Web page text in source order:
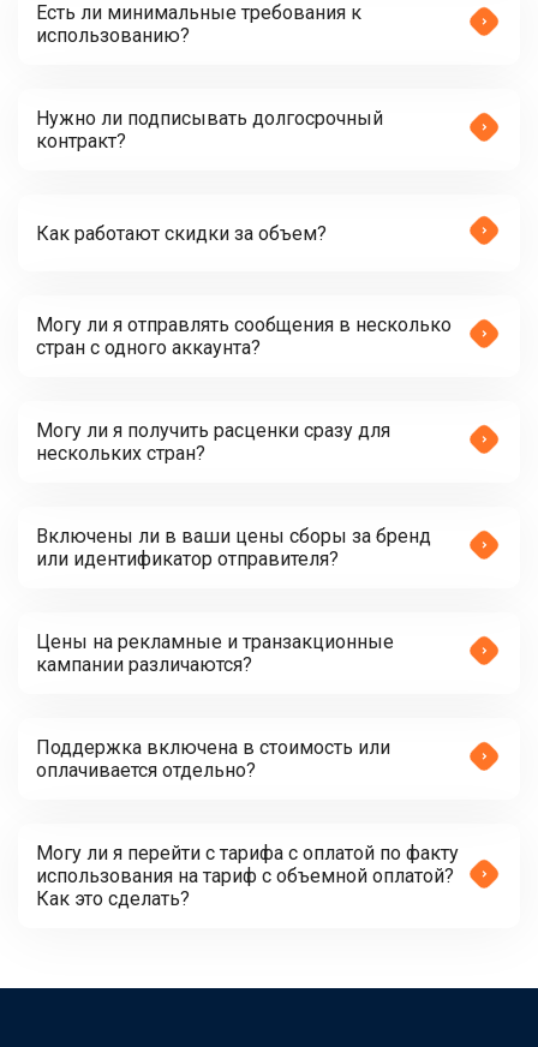
Есть ли минимальные требования к
использованию?
Нужно ли подписывать долгосрочный
контракт?
Как работают скидки за объем?
Могу ли я отправлять сообщения в несколько
стран с одного аккаунта?
Могу ли я получить расценки сразу для
нескольких стран?
Включены ли в ваши цены сборы за бренд
или идентификатор отправителя?
Цены на рекламные и транзакционные
кампании различаются?
Поддержка включена в стоимость или
оплачивается отдельно?
Могу ли я перейти с тарифа с оплатой по факту
использования на тариф с объемной оплатой?
Как это сделать?